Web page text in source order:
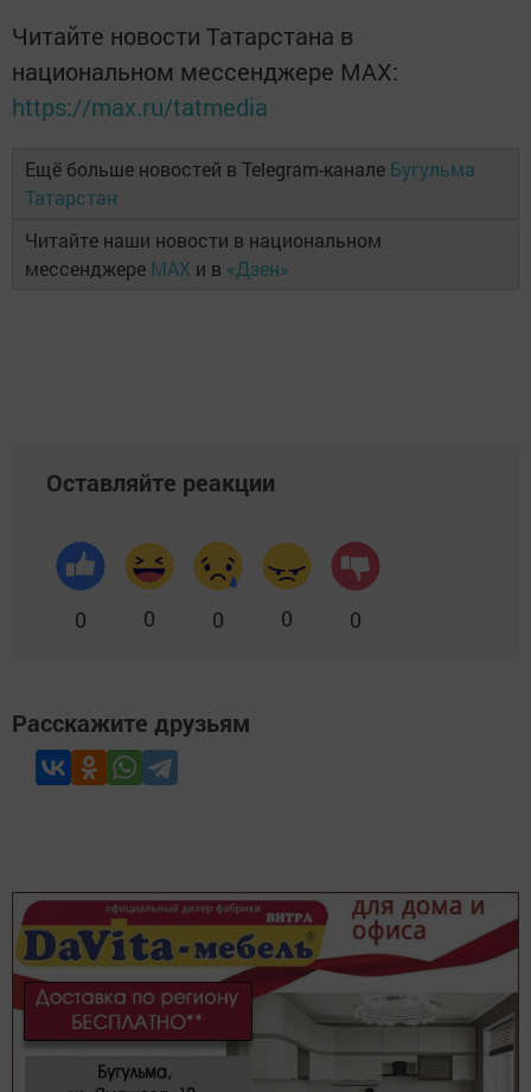
Читайте новости Татарстана в
национальном мессенджере MАХ:
https://max.ru/tatmedia
Ещё больше новостей в Telegram-канале Бугульма
Татарстан
Читайте наши новости в национальном
мессенджере MAX и в «Дзен»
Оставляйте реакции
0 0 0 0 0
Расскажите друзьям